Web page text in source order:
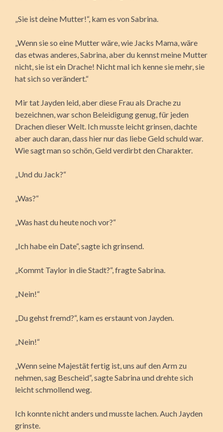
„Sie ist deine Mutter!“, kam es von Sabrina.
„Wenn sie so eine Mutter wäre, wie Jacks Mama, wäre
das etwas anderes, Sabrina, aber du kennst meine Mutter
nicht, sie ist ein Drache! Nicht mal ich kenne sie mehr, sie
hat sich so verändert.“
Mir tat Jayden leid, aber diese Frau als Drache zu
bezeichnen, war schon Beleidigung genug, für jeden
Drachen dieser Welt. Ich musste leicht grinsen, dachte
aber auch daran, dass hier nur das liebe Geld schuld war.
Wie sagt man so schön, Geld verdirbt den Charakter.
„Und du Jack?“
„Was?“
„Was hast du heute noch vor?“
„Ich habe ein Date“, sagte ich grinsend.
„Kommt Taylor in die Stadt?“, fragte Sabrina.
„Nein!“
„Du gehst fremd?“, kam es erstaunt von Jayden.
„Nein!“
„Wenn seine Majestät fertig ist, uns auf den Arm zu
nehmen, sag Bescheid“, sagte Sabrina und drehte sich
leicht schmollend weg.
Ich konnte nicht anders und musste lachen. Auch Jayden
grinste.